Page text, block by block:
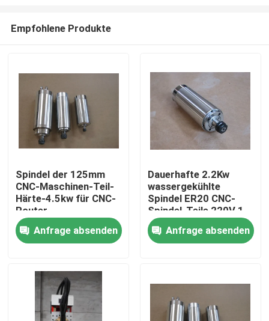
Startseite
Produkte
Empfohlene Produkte
Spindel der 125mm
CNC-Maschinen-Teil-
Härte-4.5kw für CNC-
Router
Anfrage absenden
Dauerhafte 2.2Kw
wassergekühlte
Spindel ER20 CNC-
Spindel-Teile 220V 1
Phase
Anfrage absenden